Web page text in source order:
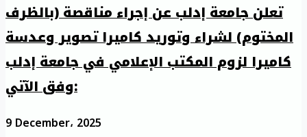
تعلن جامعة إدلب عن إجراء مناقصة (بالظرف
المختوم) لشراء وتوريد كاميرا تصوير وعدسة
كاميرا لزوم المكتب الإعلامي في جامعة إدلب
وفق الآتي:
9 December، 2025